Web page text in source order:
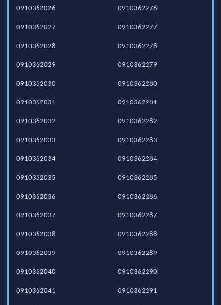
0910362026
0910362027
0910362028
0910362029
0910362030
0910362031
0910362032
0910362033
0910362034
0910362035
0910362036
0910362037
0910362038
0910362039
0910362040
0910362041
0910362276
0910362277
0910362278
0910362279
0910362280
0910362281
0910362282
0910362283
0910362284
0910362285
0910362286
0910362287
0910362288
0910362289
0910362290
0910362291